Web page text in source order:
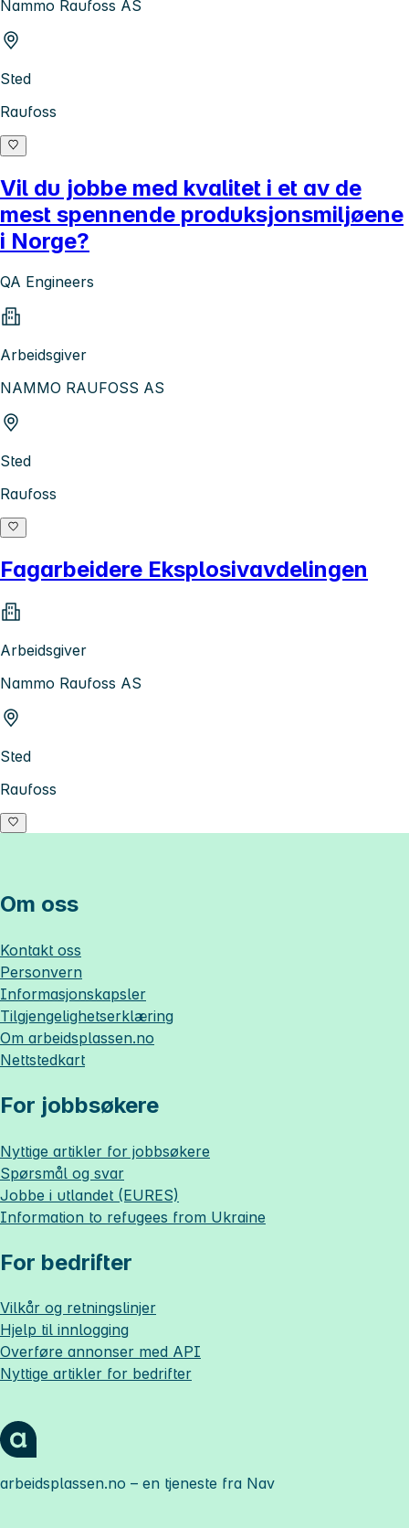
Nammo Raufoss AS
Sted
Raufoss
Vil du jobbe med kvalitet i et av de
mest spennende produksjonsmiljøene
i Norge?
QA Engineers
Arbeidsgiver
NAMMO RAUFOSS AS
Sted
Raufoss
Fagarbeidere Eksplosivavdelingen
Arbeidsgiver
Nammo Raufoss AS
Sted
Raufoss
Om oss
Kontakt oss
Personvern
Informasjonskapsler
Tilgjengelighetserklæring
Om arbeidsplassen.no
Nettstedkart
For jobbsøkere
Nyttige artikler for jobbsøkere
Spørsmål og svar
Jobbe i utlandet (EURES)
Information to refugees from Ukraine
For bedrifter
Vilkår og retningslinjer
Hjelp til innlogging
Overføre annonser med API
Nyttige artikler for bedrifter
arbeidsplassen.no – en tjeneste fra Nav